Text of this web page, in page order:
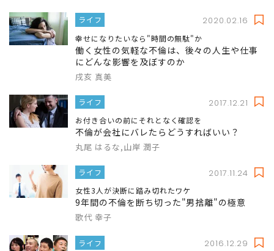
ライフ 2020.02.16
幸せになりたいなら"時間の無駄"か
働く女性の気軽な不倫は、後々の人生や仕事
にどんな影響を及ぼすのか
戌亥 真美
ライフ 2017.12.21
お付き合いの前にそれとなく確認を
不倫が会社にバレたらどうすればいい？
丸尾 はるな,山岸 潤子
ライフ 2017.11.24
女性3人が決断に踏み切れたワケ
9年間の不倫を断ち切った"男捨離"の極意
歌代 幸子
ライフ 2016.12.29